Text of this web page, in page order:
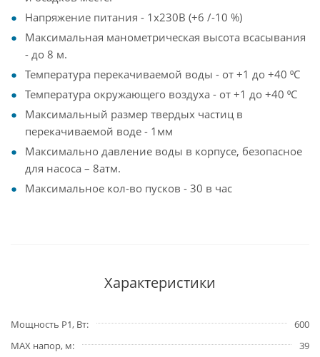
Напряжение питания - 1х230В (+6 /-10 %)
Максимальная манометрическая высота всасывания
- до 8 м.
Температура перекачиваемой воды - от +1 до +40 ⁰С
Температура окружающего воздуха - от +1 до +40 ⁰С
Максимальный размер твердых частиц в
перекачиваемой воде - 1мм
Максимально давление воды в корпусе, безопасное
для насоса – 8атм.
Максимальное кол-во пусков - 30 в час
Характеристики
Мощность P1, Вт
600
MAX напор, м
39